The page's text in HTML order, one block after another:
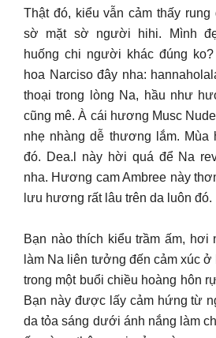
Thật đó, kiểu vẫn cảm thấy rung
sờ mặt sờ người hihi. Mình
huống chi người khác đúng
hoa Narciso đây nha:
thoại trong lòng Na, hầu như
cũng mê. À cái hương Musc
nhẹ nhàng dễ thương lắm. Mùa
đó. Dea.l này hời quá để Na
nha. Hương cam Ambree này
lưu hương rất lâu trên da luôn đó.
Bạn nào thích kiểu trầm ấm, hơi
làm Na liên tưởng đến cảm xúc
trong một buổi chiều hoàng hôn
Bạn này được lấy cảm hứng từ
da tỏa sáng dưới ánh nắng làm